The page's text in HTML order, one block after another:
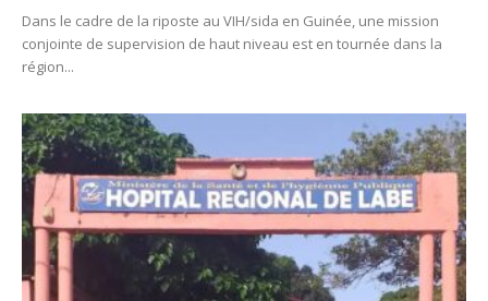
Dans le cadre de la riposte au VIH/sida en Guinée, une mission
conjointe de supervision de haut niveau est en tournée dans la
région...